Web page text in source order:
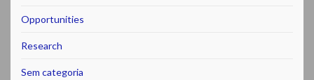
Opportunities
Research
Sem categoria